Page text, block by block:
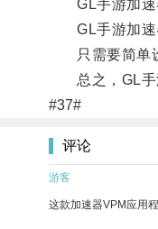
GL手游加速器
GL手游加速器
只需要简单设
总之，GL手游
#37#
评论
游客
这款加速器VPM应用